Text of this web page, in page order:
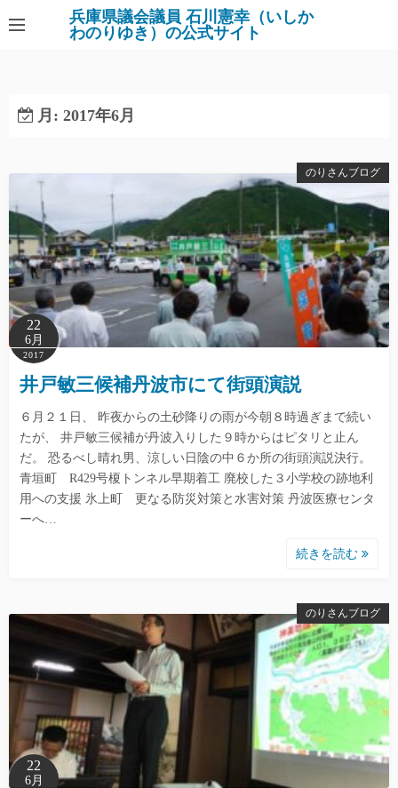
ン
キ
プ
兵庫県議会議員 石川憲幸（いしか
わのりゆき）の公式サイト
月: 2017年6月
のりさんブログ
22
6月
2017
井戸敏三候補丹波市にて街頭演説
６月２１日、 昨夜からの土砂降りの雨が今朝８時過ぎまで続い
たが、 井戸敏三候補が丹波入りした９時からはピタリと止ん
だ。 恐るべし晴れ男、涼しい日陰の中６か所の街頭演説決行。
青垣町 R429号榎トンネル早期着工 廃校した３小学校の跡地利
用への支援 氷上町 更なる防災対策と水害対策 丹波医療センタ
ーへ…
続きを読む
のりさんブログ
22
6月